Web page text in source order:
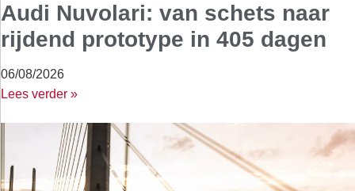
Audi Nuvolari: van schets naar
rijdend prototype in 405 dagen
06/08/2026
Lees verder »